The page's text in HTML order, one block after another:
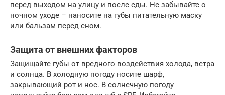
перед выходом на улицу и после еды. Не забывайте о
ночном уходе – наносите на губы питательную маску
или бальзам перед сном.
Защита от внешних факторов
Защищайте губы от вредного воздействия холода, ветра
и солнца. В холодную погоду носите шарф,
закрывающий рот и нос. В солнечную погоду